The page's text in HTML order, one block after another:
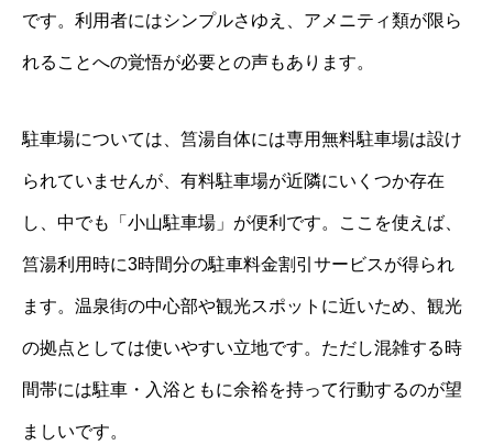
です。利用者にはシンプルさゆえ、アメニティ類が限ら
れることへの覚悟が必要との声もあります。
駐車場については、筥湯自体には専用無料駐車場は設け
られていませんが、有料駐車場が近隣にいくつか存在
し、中でも「小山駐車場」が便利です。ここを使えば、
筥湯利用時に3時間分の駐車料金割引サービスが得られ
ます。温泉街の中心部や観光スポットに近いため、観光
の拠点としては使いやすい立地です。ただし混雑する時
間帯には駐車・入浴ともに余裕を持って行動するのが望
ましいです。